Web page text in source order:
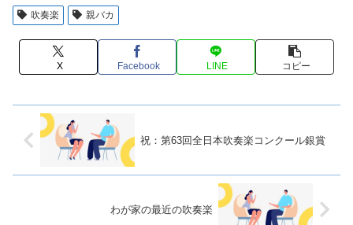
吹奏楽 親バカ
X Facebook LINE コピー
祝：第63回全日本吹奏楽コンクール銀賞
わが家の最近の吹奏楽